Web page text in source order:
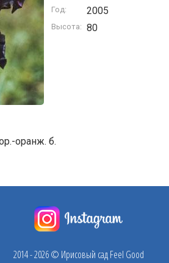
Год: 2005
Высота: 80
оранж. б.
2014 - 2026 © Ирисовый сад Feel Good